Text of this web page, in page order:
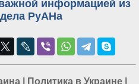
информацией из
РуАНа
Политика в Украине